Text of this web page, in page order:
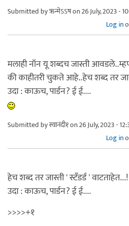
Submitted byऋन्मेऽऽषon 26 July, 2023 -
Log in
मलाही नॉन यू शब्दच जास्ती
की काहीतरी चुकते आहे..हेच शब्द तर
उदा : काऊच, पार्डन? ई ई....
Submitted byस्वानंदी१on 26 July, 2023 -
Log in
हेच शब्द तर जास्ती ' स्टँडर्ड ' वाटताहेत...!
उदा : काऊच, पार्डन? ई ई....
>>>>+१